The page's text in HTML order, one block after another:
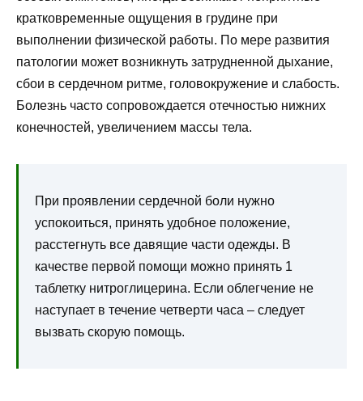
кратковременные ощущения в грудине при
выполнении физической работы. По мере развития
патологии может возникнуть затрудненной дыхание,
сбои в сердечном ритме, головокружение и слабость.
Болезнь часто сопровождается отечностью нижних
конечностей, увеличением массы тела.
При проявлении сердечной боли нужно
успокоиться, принять удобное положение,
расстегнуть все давящие части одежды. В
качестве первой помощи можно принять 1
таблетку нитроглицерина. Если облегчение не
наступает в течение четверти часа – следует
вызвать скорую помощь.